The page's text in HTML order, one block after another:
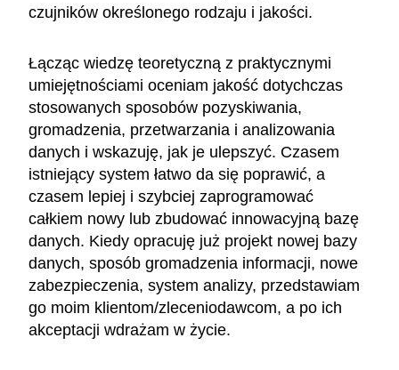
czujników określonego rodzaju i jakości.
Łącząc wiedzę teoretyczną z praktycznymi
umiejętnościami oceniam jakość dotychczas
stosowanych sposobów pozyskiwania,
gromadzenia, przetwarzania i analizowania
danych i wskazuję, jak je ulepszyć. Czasem
istniejący system łatwo da się poprawić, a
czasem lepiej i szybciej zaprogramować
całkiem nowy lub zbudować innowacyjną bazę
danych. Kiedy opracuję już projekt nowej bazy
danych, sposób gromadzenia informacji, nowe
zabezpieczenia, system analizy, przedstawiam
go moim klientom/zleceniodawcom, a po ich
akceptacji wdrażam w życie.